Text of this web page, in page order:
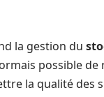
la gestion du
possible de
la qualité des